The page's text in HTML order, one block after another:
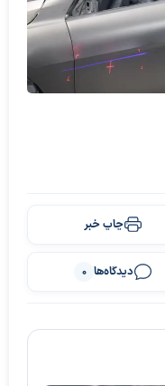
چاپ خبر
دیدگاه‌ها 0